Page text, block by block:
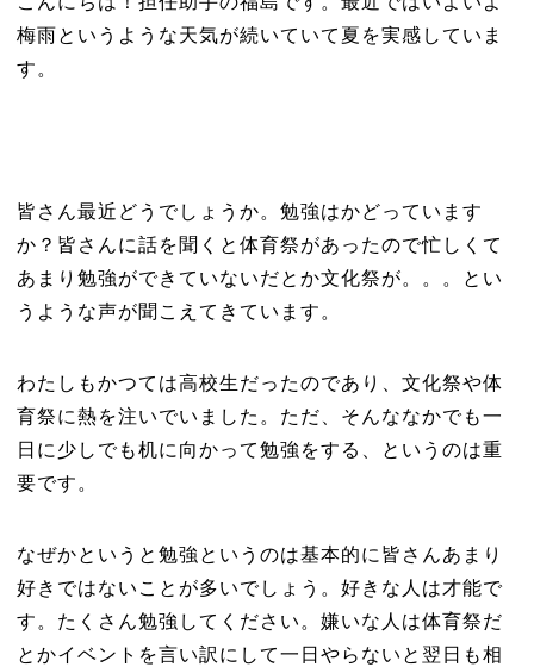
梅雨というような天気が続いていて夏を実感していま
す。
皆さん最近どうでしょうか。勉強はかどっています
か？皆さんに話を聞くと体育祭があったので忙しくて
あまり勉強ができていないだとか文化祭が。。。とい
うような声が聞こえてきています。
わたしもかつては高校生だったのであり、文化祭や体
育祭に熱を注いでいました。ただ、そんななかでも一
日に少しでも机に向かって勉強をする、というのは重
要です。
なぜかというと勉強というのは基本的に皆さんあまり
好きではないことが多いでしょう。好きな人は才能で
す。たくさん勉強してください。嫌いな人は体育祭だ
とかイベントを言い訳にして一日やらないと翌日も相